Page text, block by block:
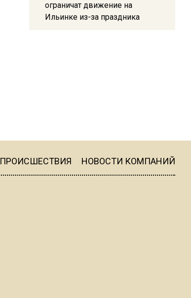
ограничат движение на
Ильинке из-за праздника
квадратный метр
ПРОИСШЕСТВИЯ НОВОСТИ КОМПАНИЙ